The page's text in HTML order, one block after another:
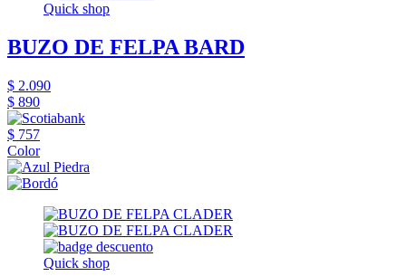
Quick shop
BUZO DE FELPA BARD
$ 2.090
$ 890
$ 757
Color
Quick shop